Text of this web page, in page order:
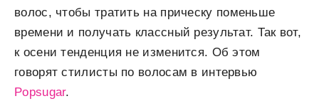
волос, чтобы тратить на прическу поменьше
времени и получать классный результат. Так вот,
к осени тенденция не изменится. Об этом
говорят стилисты по волосам в интервью
Popsugar.